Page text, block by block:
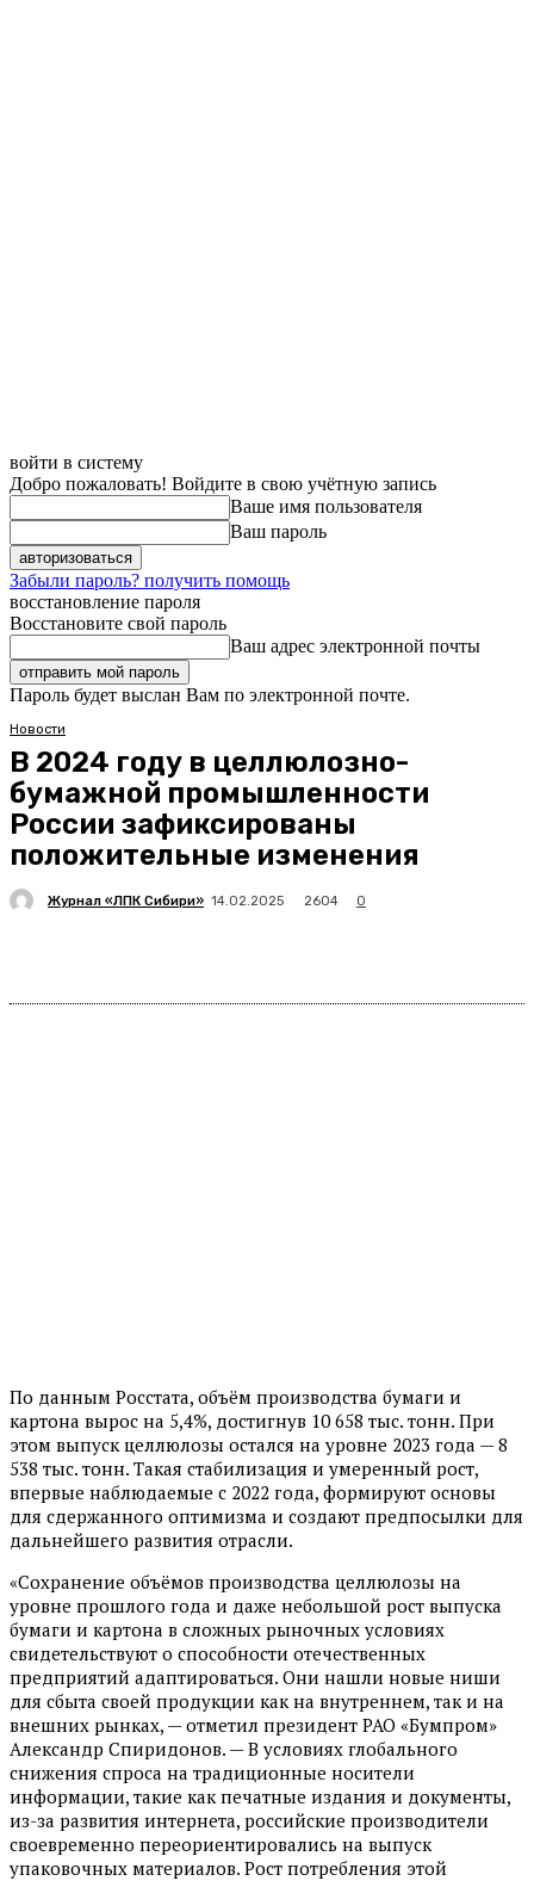
войти в систему
Добро пожаловать! Войдите в свою учётную запись
Ваше имя пользователя
Ваш пароль
Забыли пароль? получить помощь
восстановление пароля
Восстановите свой пароль
Ваш адрес электронной почты
Пароль будет выслан Вам по электронной почте.
Новости
В 2024 году в целлюлозно-
бумажной промышленности
России зафиксированы
положительные изменения
Журнал «ЛПК Сибири» 14.02.2025 2604 0
По данным Росстата, объём производства бумаги и
картона вырос на 5,4%, достигнув 10 658 тыс. тонн. При
этом выпуск целлюлозы остался на уровне 2023 года — 8
538 тыс. тонн. Такая стабилизация и умеренный рост,
впервые наблюдаемые с 2022 года, формируют основы
для сдержанного оптимизма и создают предпосылки для
дальнейшего развития отрасли.
«Сохранение объёмов производства целлюлозы на
уровне прошлого года и даже небольшой рост выпуска
бумаги и картона в сложных рыночных условиях
свидетельствуют о способности отечественных
предприятий адаптироваться. Они нашли новые ниши
для сбыта своей продукции как на внутреннем, так и на
внешних рынках, — отметил президент РАО «Бумпром»
Александр Спиридонов. — В условиях глобального
снижения спроса на традиционные носители
информации, такие как печатные издания и документы,
из-за развития интернета, российские производители
своевременно переориентировались на выпуск
упаковочных материалов. Рост потребления этой